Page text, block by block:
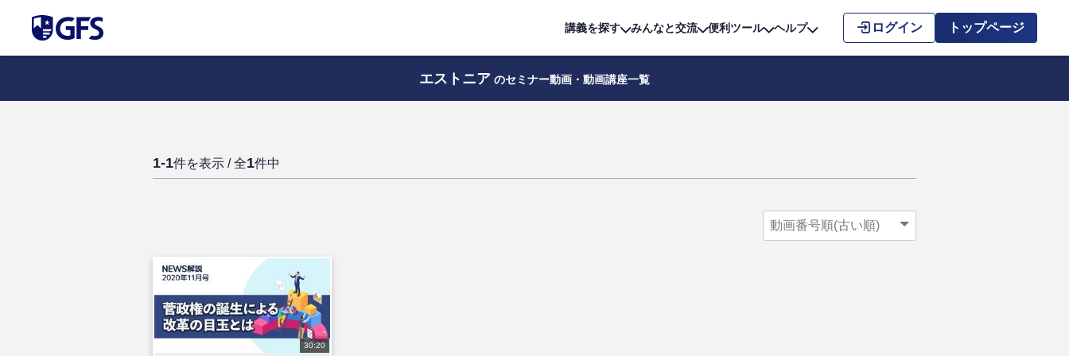
講義を探す みんなと交流 便利ツール ヘルプ ログイン トップページ
エストニア のセミナー動画・動画講座一覧
1-1件を表示 / 全1件中
30:20